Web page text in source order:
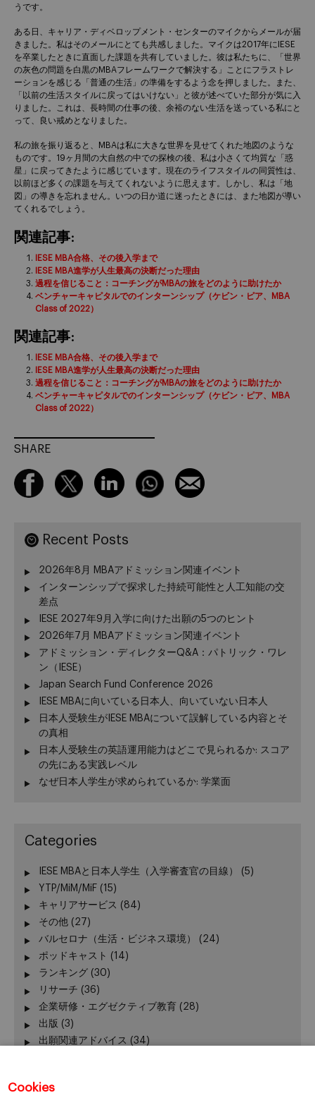
Cookies
うです。
ある日、キャリア・ディベロップメント・センターのマイクからメールが届
きました。私はそのメールにとても共感しました。マイクは2017年にIESE
を卒業したときに直面した課題を共有していました。彼は私たちに、「世界
の灰色の問題を白黒のMBAフレームワークで解決する」ことにフラストレ
ーションを感じる「普通の生活」の準備をするよう念を押しました。また、
「以前の生活スタイルに戻ってはいけない」と彼が述べていた部分が気に入
りました。これは、長時間の仕事の後、余裕のない生活を送っている私にと
って、良い戒めとなりました。
私の旅を振り返ると、MBAは私に大きな世界を見せてくれた地図のような
ものです。19ヶ月間の大自然の中での探検の後、私は小さくて均質な「惑
星」に戻ってきたように感じています。現在のライフスタイルの同質性は、
以前ほど多くの課題を与えてくれないように思えます。しかし、私は「地
図」の導きを忘れません。いつの日か道に迷ったときには、また地図が導い
てくれるでしょう。
関連記事:
IESE MBA合格、その後入学まで
IESE MBA進学が人生最高の決断だった理由
過程を信じること：コーチングがMBAの旅をどのように助けたか
ベンチャーキャピタルでのインターンシップ（ケビン・ピア、MBA
Class of 2022）
関連記事:
IESE MBA合格、その後入学まで
IESE MBA進学が人生最高の決断だった理由
過程を信じること：コーチングがMBAの旅をどのように助けたか
ベンチャーキャピタルでのインターンシップ（ケビン・ピア、MBA
Class of 2022）
SHARE
Recent Posts
2026年8月 MBAアドミッション関連イベント
インターンシップで探求した持続可能性と人工知能の交
差点
IESE 2027年9月入学に向けた出願の5つのヒント
2026年7月 MBAアドミッション関連イベント
アドミッション・ディレクターQ&A：パトリック・ワレ
ン（IESE）
Japan Search Fund Conference 2026
IESE MBAに向いている日本人、向いていない日本人
日本人受験生がIESE MBAについて誤解している内容とそ
の真相
日本人受験生の英語運用能力はどこで見られるか: スコア
の先にある実践レベル
なぜ日本人学生が求められているか: 学業面
Categories
IESE MBAと日本人学生（入学審査官の目線）
(5)
YTP/MiM/MiF (15)
キャリアサービス (84)
その他 (27)
バルセロナ（生活・ビジネス環境）
(24)
ポッドキャスト (14)
ランキング (30)
リサーチ (36)
企業研修・エグゼクティブ教育 (28)
出版 (3)
出願関連アドバイス (34)
卒業生向けイベント